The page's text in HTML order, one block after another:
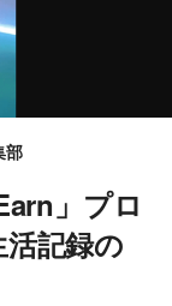
部
」プロ
記録の